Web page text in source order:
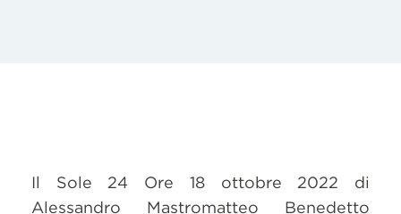
Il Sole 24 Ore 18 ottobre 2022 di
Alessandro Mastromatteo Benedetto